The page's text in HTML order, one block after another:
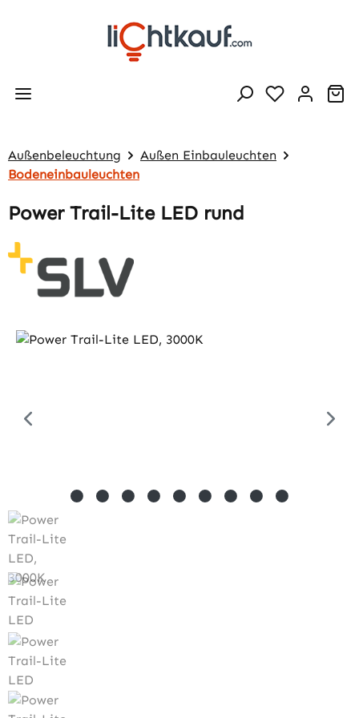
Zum Hauptinhalt springen
Außenbeleuchtung
Außen Einbauleuchten
Bodeneinbauleuchten
Power Trail-Lite LED rund
Bildergalerie überspringen